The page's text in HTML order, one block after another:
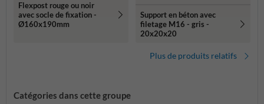
Flexpost rouge ou noir
avec socle de fixation -
Ø160x190mm
Support en béton avec
filetage M16 - gris -
20x20x20
Plus de produits relatifs
Catégories dans cette groupe